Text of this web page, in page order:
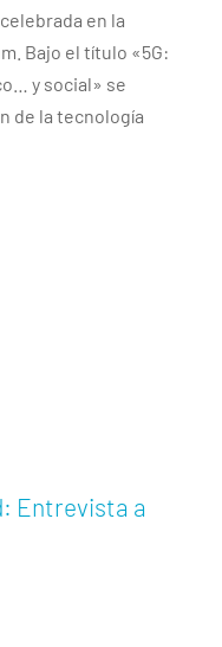
en la
Bajo el título «5G:
y social» se
de la tecnología
Entrevista a